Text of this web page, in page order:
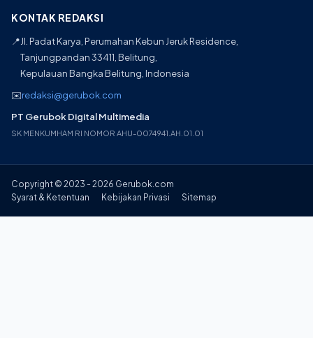
KONTAK REDAKSI
📍Jl. Padat Karya, Perumahan Kebun Jeruk Residence,
Tanjungpandan 33411, Belitung,
Kepulauan Bangka Belitung, Indonesia
✉️redaksi@gerubok.com
PT Gerubok Digital Multimedia
SK MENKUMHAM RI NOMOR AHU-0074941.AH.01.01
Copyright © 2023 - 2026 Gerubok.com
Syarat & Ketentuan
Kebijakan Privasi Sitemap